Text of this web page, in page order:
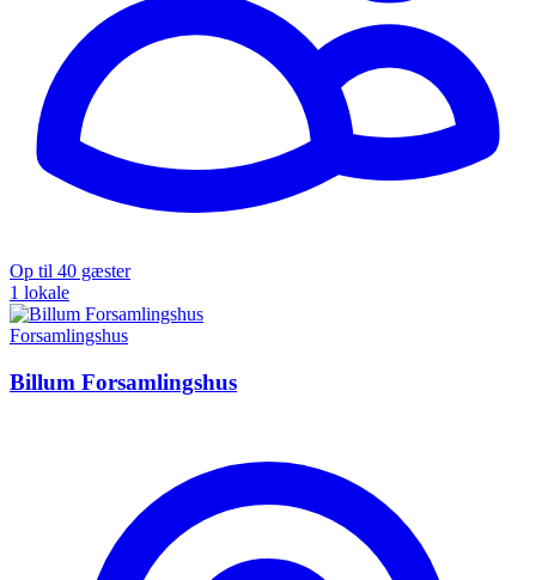
Op til 40 gæster
1 lokale
Forsamlingshus
Billum Forsamlingshus